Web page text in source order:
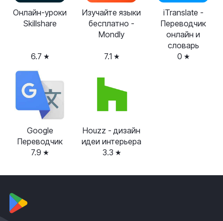
Онлайн-уроки
Skillshare
6.7
Изучайте языки
бесплатно -
Mondly
7.1
iTranslate -
Переводчик
онлайн и
словарь
0
Google
Переводчик
7.9
Houzz - дизайн
идеи интерьера
3.3